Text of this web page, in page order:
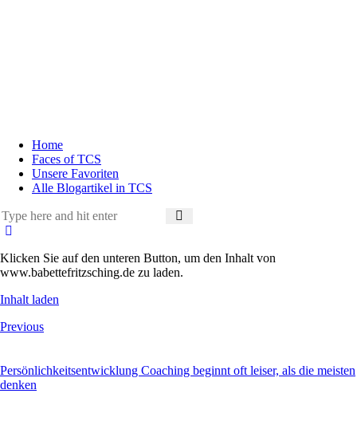
Home
Faces of TCS
Unsere Favoriten
Alle Blogartikel in TCS
Klicken Sie auf den unteren Button, um den Inhalt von
www.babettefritzsching.de zu laden.
Inhalt laden
Beitragsnavigation
Previous
Persönlichkeitsentwicklung Coaching beginnt oft leiser, als die meisten
denken